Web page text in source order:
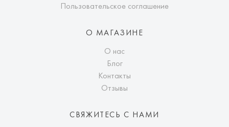
Пользовательское соглашение
О МАГАЗИНЕ
О нас
Блог
Контакты
Отзывы
СВЯЖИТЕСЬ С НАМИ